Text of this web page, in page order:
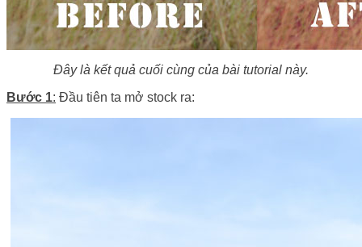
Đây là kết quả cuối cùng của bài tutorial này.
Bước 1: Đầu tiên ta mở stock ra: